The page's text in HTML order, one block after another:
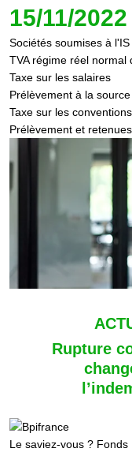
15/11/2022
Sociétés soumises à l'IS
TVA régime réel normal
Taxe sur les salaires
Prélèvement à la source
Taxe sur les
Prélèvement et
Rupture
Le saviez-vous ? Fonds